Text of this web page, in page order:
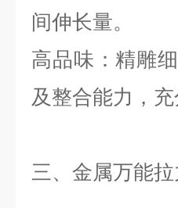
间伸长量。
高品味：精雕
及整合能力，
三、 金属万能